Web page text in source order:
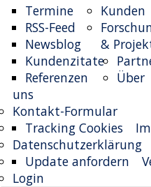
Termine
RSS-Feed
Newsblog
Kunden
Kundenzitate
Referenzen
&
Über
uns
Kontakt-Formular
Tracking Cookies
Datenschutzerklärung
Update anfordern
Login